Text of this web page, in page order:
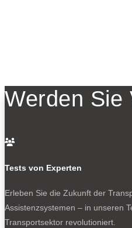
Werden Sie

Tests von Experten
Erleben Sie die Zukunft der
Assistenzsystemen – in unseren
Transportsektor revolutioniert.